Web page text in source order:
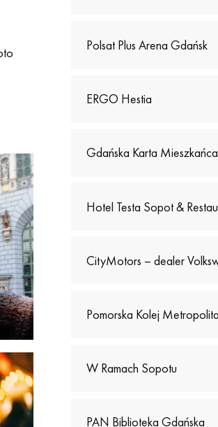
Polsat Plus Arena Gdańsk
ERGO Hestia
Gdańska Karta Mieszkańca
Hotel Testa Sopot &
CityMotors – dealer
Pomorska Kolej
W Ramach Sopotu
PAN Biblioteka Gdańska